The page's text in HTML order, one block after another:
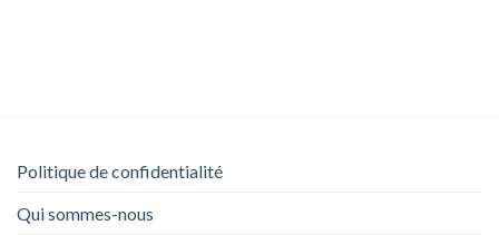
Politique de confidentialité
Qui sommes-nous